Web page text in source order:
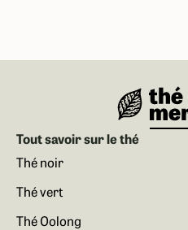
Tout savoir sur le thé
Thé noir
Thé vert
Thé Oolong